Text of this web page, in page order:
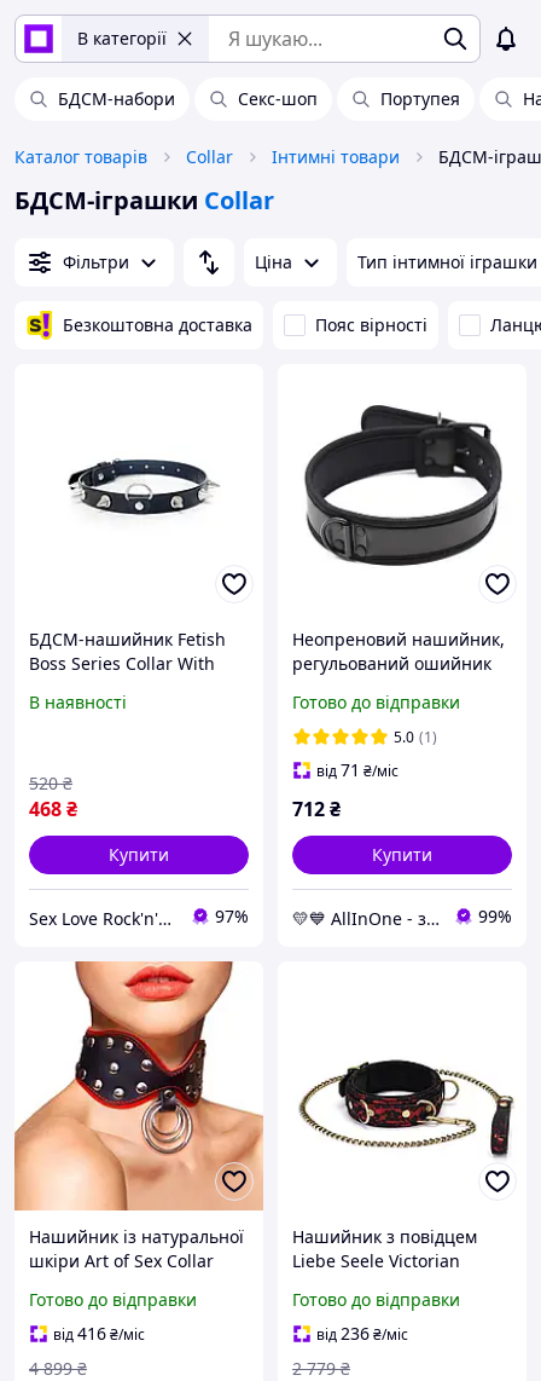
В категорії
БДСМ-набори Секс-шоп Портупея
Каталог товарів Collar Інтимні товари БДСМ-
БДСМ-іграшки Collar
Фільтри Ціна Тип інтимної іграшки
Безкоштовна доставка Пояс вірності
БДСМ-нашийник Fetish
Boss Series Collar With
кільцем, чорний, 49×2 см
В наявності
468₴
520 ₴
Купити
Sex Love Rock'n'roll 97%
Неопреновий нашийник,
регульований ошийник
Готово до відправки
5.0 (1)
від71 ₴/міс
712₴
Купити
💛💙 AllInOne - знаходь все необхідне в одному магазині! 99%
Нашийник із натуральної
шкіри Art of Sex Collar
Готово до відправки
від416₴/міс
4 899 ₴
Нашийник з повідцем
Liebe Seele Victorian
Готово до відправки
від236₴/міс
2 779 ₴